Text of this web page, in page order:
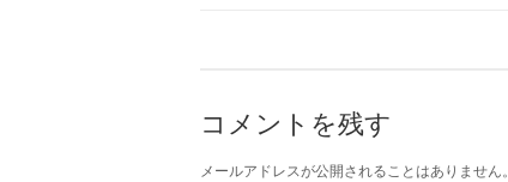
コメントを残す
メールアドレスが公開されることはありません。